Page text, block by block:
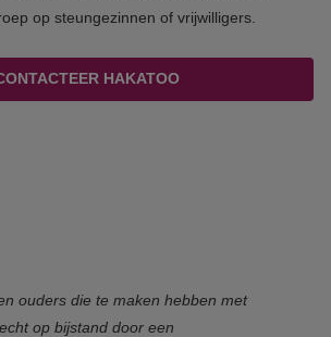
op steungezinnen of vrijwilligers.
HAKATOO
ouders die te maken hebben met
op bijstand door een